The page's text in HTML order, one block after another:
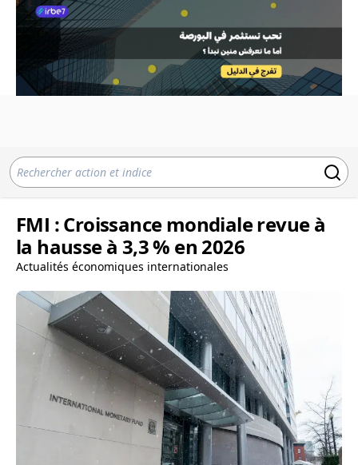
FMI : Croissance mondiale revue à
la hausse à 3,3 % en 2026
Actualités économiques internationales